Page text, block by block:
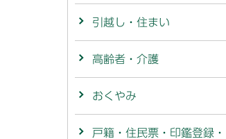
引越し・住まい
高齢者・介護
おくやみ
戸籍・住民票・印鑑登録・